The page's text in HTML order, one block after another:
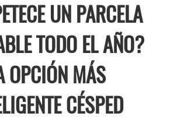
UN PARCELA
TODO EL AÑO?
OPCIÓN MÁS
CÉSPED